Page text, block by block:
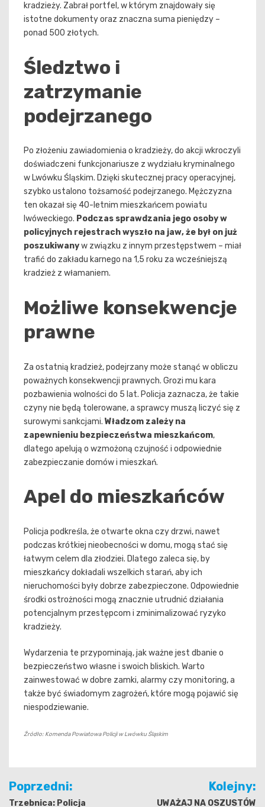
kradzieży. Zabrał portfel, w którym znajdowały się
istotne dokumenty oraz znaczna suma pieniędzy –
ponad 500 złotych.
Śledztwo i
zatrzymanie
podejrzanego
Po złożeniu zawiadomienia o kradzieży, do akcji wkroczyli
doświadczeni funkcjonariusze z wydziału kryminalnego
w Lwówku Śląskim. Dzięki skutecznej pracy operacyjnej,
szybko ustalono tożsamość podejrzanego. Mężczyzna
ten okazał się 40-letnim mieszkańcem powiatu
lwóweckiego. Podczas sprawdzania jego osoby w
policyjnych rejestrach wyszło na jaw, że był on już
poszukiwanyw związku z innym przestępstwem – miał
trafić do zakładu karnego na 1,5 roku za wcześniejszą
kradzież z włamaniem.
Możliwe konsekwencje
prawne
Za ostatnią kradzież, podejrzany może stanąć w obliczu
poważnych konsekwencji prawnych. Grozi mu kara
pozbawienia wolności do 5 lat. Policja zaznacza, że takie
czyny nie będą tolerowane, a sprawcy muszą liczyć się z
surowymi sankcjami. Władzom zależy na
zapewnieniu bezpieczeństwa mieszkańcom,
dlatego apelują o wzmożoną czujność i odpowiednie
zabezpieczanie domów i mieszkań.
Apel do mieszkańców
Policja podkreśla, że otwarte okna czy drzwi, nawet
podczas krótkiej nieobecności w domu, mogą stać się
łatwym celem dla złodziei. Dlatego zaleca się, by
mieszkańcy dokładali wszelkich starań, aby ich
nieruchomości były dobrze zabezpieczone. Odpowiednie
środki ostrożności mogą znacznie utrudnić działania
potencjalnym przestępcom i zminimalizować ryzyko
kradzieży.
Wydarzenia te przypominają, jak ważne jest dbanie o
bezpieczeństwo własne i swoich bliskich. Warto
zainwestować w dobre zamki, alarmy czy monitoring, a
także być świadomym zagrożeń, które mogą pojawić się
niespodziewanie.
Źródło: Komenda Powiatowa Policji w Lwówku Śląskim
Nawigacja
Poprzedni:
Trzebnica: Policja
Kolejny:
UWAŻAJ NA OSZUSTÓW